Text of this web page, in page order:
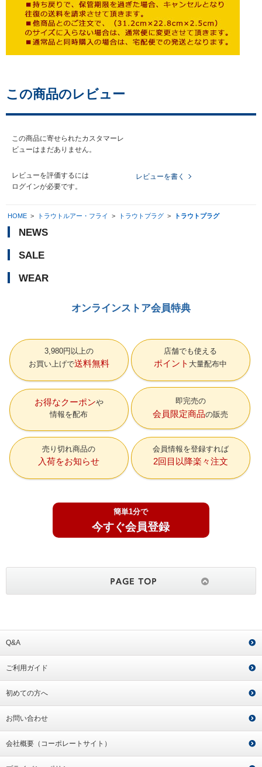
この商品のレビュー
この商品に寄せられたカスタマーレ
ビューはまだありません。
レビューを評価するには
ログインが必要です。
レビューを書く
HOME > トラウトルアー・フライ > トラウトプラグ > トラウトプラグ
NEWS
SALE
WEAR
オンラインストア会員特典
3,980円以上の
お買い上げで送料無料
店舗でも使える
ポイント 大量配布中
お得なクーポン
情報を配布
即完売の
会員限定商品の販売
売り切れ商品の
入荷をお知らせ
会員情報を登録すれば
2回目以降楽々注文
簡単1分で
今すぐ会員登録
Q&A
ご利用ガイド
初めての方へ
お問い合わせ
会社概要（コーポレートサイト）